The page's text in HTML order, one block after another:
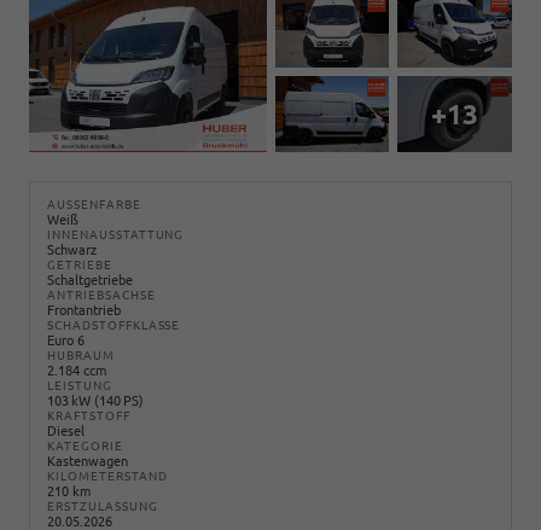
+13
AUSSENFARBE
Weiß
INNENAUSSTATTUNG
Schwarz
GETRIEBE
Schaltgetriebe
ANTRIEBSACHSE
Frontantrieb
SCHADSTOFFKLASSE
Euro 6
HUBRAUM
2.184 ccm
LEISTUNG
103 kW (140 PS)
KRAFTSTOFF
Diesel
KATEGORIE
Kastenwagen
KILOMETERSTAND
210 km
ERSTZULASSUNG
20.05.2026